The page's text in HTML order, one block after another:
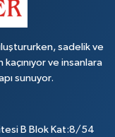
sadelik ve
ve insanlara
sunuyor.
B Blok Kat:8/54